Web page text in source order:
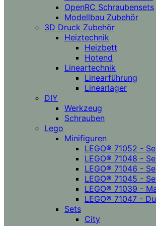
OpenRC Schraubensets
Modellbau Zubehör
3D Druck Zubehör
Heiztechnik
Heizbett
Hotend
Lineartechnik
Linearführung
Linearlager
DIY
Werkzeug
Schrauben
Lego
Minifiguren
LEGO® 71052 -
LEGO® 71048 -
LEGO® 71046 -
LEGO® 71045 -
LEGO® 71039 -
LEGO® 71047 -
Sets
City